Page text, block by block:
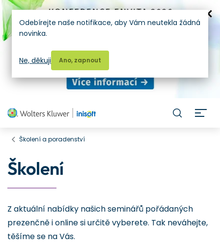
Školení a poradenství
Školení
Z aktuální nabídky našich seminářů pořádaných
prezenčně i online si určitě vyberete. Tak neváhejte,
těšíme se na Vás.
Odebírejte naše notifikace, aby Vám neutekla žádná
novinka.
Ano, zapnout
Ne, děkuji